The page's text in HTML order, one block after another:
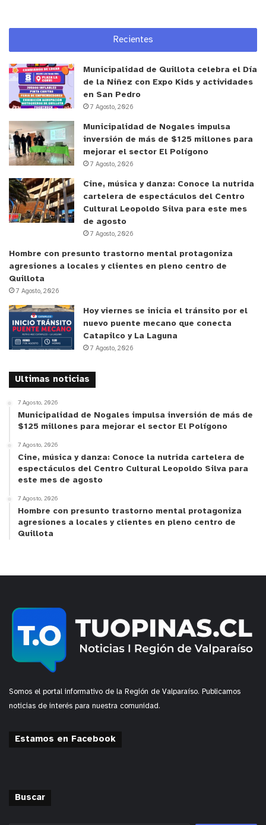
Recientes
Municipalidad de Quillota celebra el Día
de la Niñez con Expo Kids y actividades
en San Pedro
7 Agosto, 2026
Municipalidad de Nogales impulsa
inversión de más de $125 millones para
mejorar el sector El Polígono
7 Agosto, 2026
Cine, música y danza: Conoce la nutrida
cartelera de espectáculos del Centro
Cultural Leopoldo Silva para este mes
de agosto
7 Agosto, 2026
Hombre con presunto trastorno mental protagoniza
agresiones a locales y clientes en pleno centro de
Quillota
7 Agosto, 2026
Hoy viernes se inicia el tránsito por el
nuevo puente mecano que conecta
Catapilco y La Laguna
7 Agosto, 2026
Ultimas noticias
7 Agosto, 2026
Municipalidad de Nogales impulsa inversión de más de
$125 millones para mejorar el sector El Polígono
7 Agosto, 2026
Cine, música y danza: Conoce la nutrida cartelera de
espectáculos del Centro Cultural Leopoldo Silva para
este mes de agosto
7 Agosto, 2026
Hombre con presunto trastorno mental protagoniza
agresiones a locales y clientes en pleno centro de
Quillota
Somos el portal informativo de la Región de Valparaíso. Publicamos
noticias de interés para nuestra comunidad.
Estamos en Facebook
Buscar